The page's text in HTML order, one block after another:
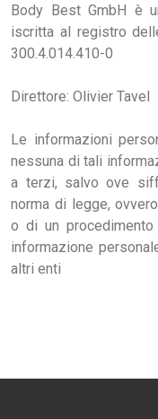
Body Best GmbH è
iscritta al registro
300.4.014.410-0
Direttore: Olivier Tavel
Le informazioni
nessuna di tali
a terzi, salvo ove
norma di legge,
o di un procedimento
informazione
altri enti